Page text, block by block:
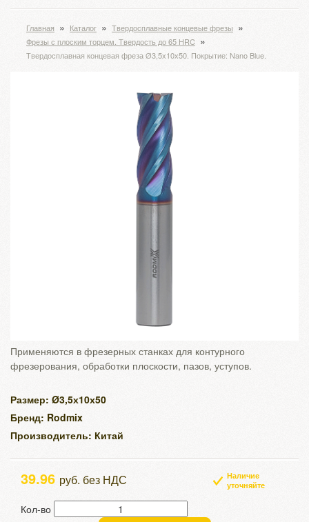
Главная » Каталог » Твердосплавные концевые фрезы »
Фрезы с плоским торцем. Твердость до 65 HRC »
Твердосплавная концевая фреза Ø3,5х10х50. Покрытие: Nano Blue.
Применяются в фрезерных станках для контурного
фрезерования, обработки плоскости, пазов, уступов.
Размер: Ø3,5х10х50
Бренд: Rodmix
Производитель: Китай
39.96 руб. без НДС
Наличие
уточняйте
Кол-во